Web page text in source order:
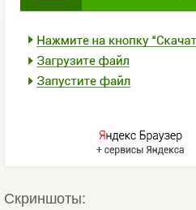
Скриншоты: